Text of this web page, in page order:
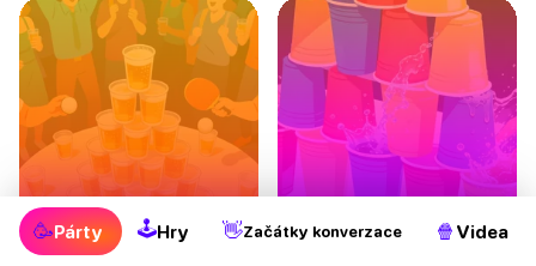
🥳Párty 🕹Hry 👋Začátky konverzace 🍿 Videa
"Rage Cage" pití
hra
kelímků